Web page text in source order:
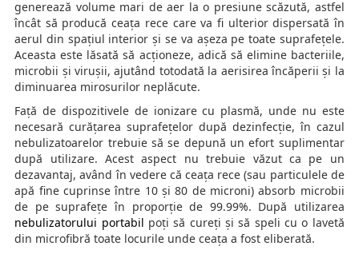
generează volume mari de aer la o presiune scăzută, astfel
încât să producă ceața rece care va fi ulterior dispersată în
aerul din spațiul interior și se va așeza pe toate suprafețele.
Aceasta este lăsată să acționeze, adică să elimine bacteriile,
microbii și virușii, ajutând totodată la aerisirea încăperii și la
diminuarea mirosurilor neplăcute.
Față de dispozitivele de ionizare cu plasmă, unde nu este
necesară curățarea suprafețelor după dezinfecție, în cazul
nebulizatoarelor trebuie să se depună un efort suplimentar
după utilizare. Acest aspect nu trebuie văzut ca pe un
dezavantaj, având în vedere că ceața rece (sau particulele de
apă fine cuprinse între 10 și 80 de microni) absorb microbii
de pe suprafețe în proporție de 99.99%. După utilizarea
nebulizatorului portabil poți să cureți și să speli cu o lavetă
din microfibră toate locurile unde ceața a fost eliberată.